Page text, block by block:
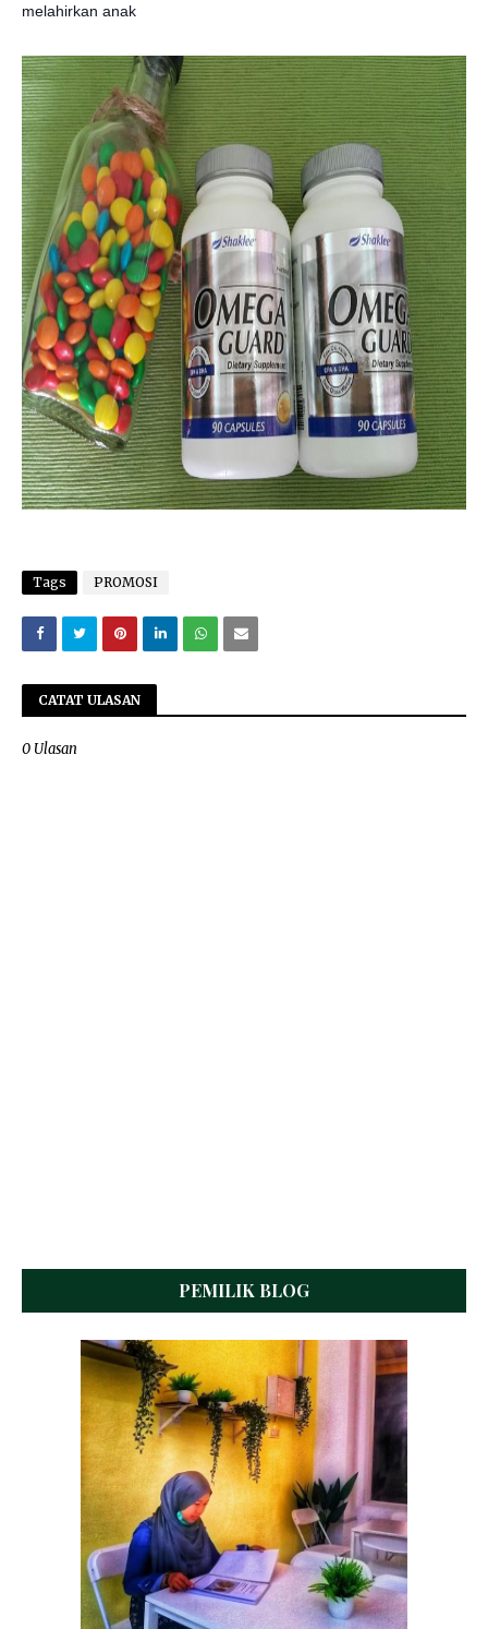
melahirkan anak
Tags PROMOSI
CATAT ULASAN
0 Ulasan
PEMILIK BLOG